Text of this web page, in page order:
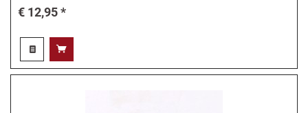
€ 12,95 *